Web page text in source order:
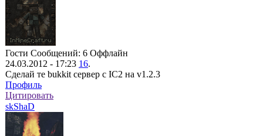
Гости Сообщений: 6 Оффлайн
24.03.2012 - 17:23 16.
Сделай те bukkit сервер с IC2 на v1.2.3
Профиль
Цитировать
skShaD